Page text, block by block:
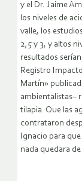
y el Dr. Jaime
los niveles de
valle, los
2,5 y 3, y altos
resultados
Registro
Martín»
ambientalistas–
tilapia. Que las
contrataron
Ignacio para
nada quedara de